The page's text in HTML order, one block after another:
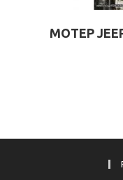
ΜΟΤΕΡ